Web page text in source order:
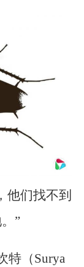
他们找不到
”
特（Surya